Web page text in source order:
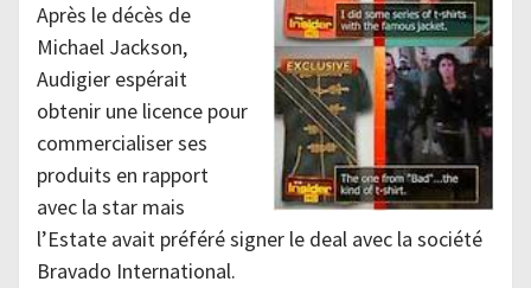
Après le décès de
Michael Jackson,
Audigier espérait
obtenir une licence pour
commercialiser ses
produits en rapport
avec la star mais
l’Estate avait préféré signer le deal avec la société
Bravado International.